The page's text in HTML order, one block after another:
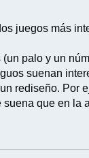
juegos más
palo y un
suenan
rediseño. Por
que en la